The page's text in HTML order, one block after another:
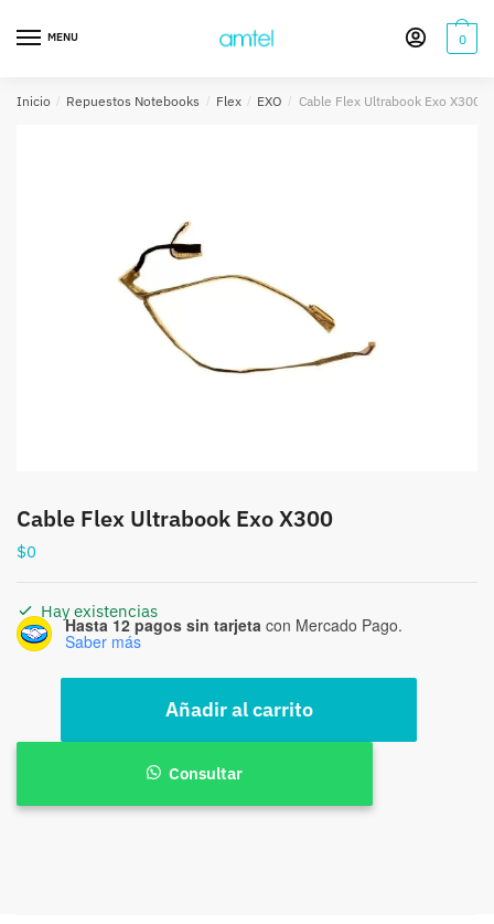
navegación
MENU 0
Inicio / Repuestos Notebooks / Flex / EXO / Cable Flex Ultrabook Exo X300
Cable Flex Ultrabook Exo X300
$0
Hay existencias
Hasta 12 pagos sin tarjeta con Mercado Pago.
Saber más
Ultrabook
Añadir al carrito
Consultar